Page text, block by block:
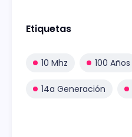
Etiquetas
10 Mhz 100 Años
14a Generación